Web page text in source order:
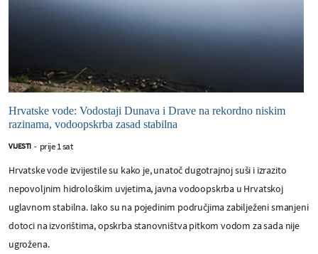
Hrvatske vode: Vodostaji Dunava i Drave na rekordno niskim
razinama, vodoopskrba zasad stabilna
VIJESTI - prije 1 sat
Hrvatske vode izvijestile su kako je, unatoč dugotrajnoj suši i izrazito
nepovoljnim hidrološkim uvjetima, javna vodoopskrba u Hrvatskoj
uglavnom stabilna. Iako su na pojedinim područjima zabilježeni smanjeni
dotoci na izvorištima, opskrba stanovništva pitkom vodom za sada nije
ugrožena.